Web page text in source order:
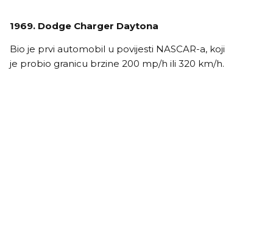
1969. Dodge Charger Daytona
Bio je prvi automobil u povijesti NASCAR-a, koji
je probio granicu brzine 200 mp/h ili 320 km/h.